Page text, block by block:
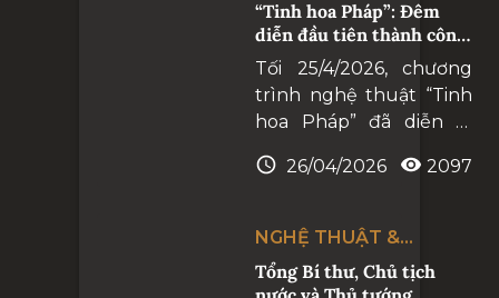
chúng yêu nghệ thuật
hàn lâm .
“Tinh hoa Pháp”: Đêm
diễn đầu tiên thành công
rực rỡ
Tối 25/4/2026, chương
trình nghệ thuật “Tinh
hoa Pháp” đã diễn ra
khẳng định bước tiến
tác giữa Nhà hát Hồ
Gươm và Nhà hát Opera
Hoàng gia Versailles.
26/04/2026 2097
NGHỆ THUẬT &
CUỘC SỐNG
Tổng Bí thư, Chủ tịch